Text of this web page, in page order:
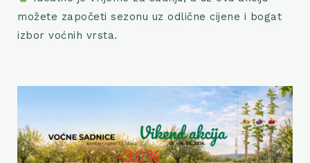
možete započeti sezonu uz odlične cijene i bogat
izbor voćnih vrsta.